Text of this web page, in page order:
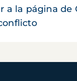
a la página de